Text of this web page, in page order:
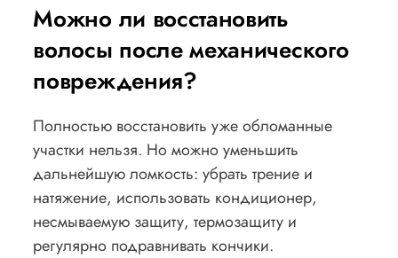
Можно ли восстановить
волосы после механического
повреждения?
Полностью восстановить уже обломанные
участки нельзя. Но можно уменьшить
дальнейшую ломкость: убрать трение и
натяжение, использовать кондиционер,
несмываемую защиту, термозащиту и
регулярно подравнивать кончики.